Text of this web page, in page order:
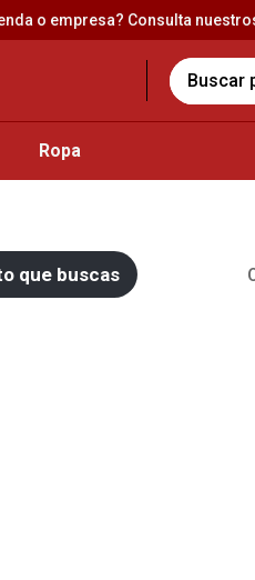
o empresa? Consulta
Search
for:
Ropa
que buscas